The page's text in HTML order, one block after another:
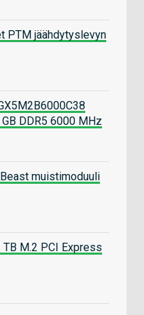
PTM jäähdytyslevyn
DDR5 6000 MHz
muistimoduuli
M.2 PCI Express